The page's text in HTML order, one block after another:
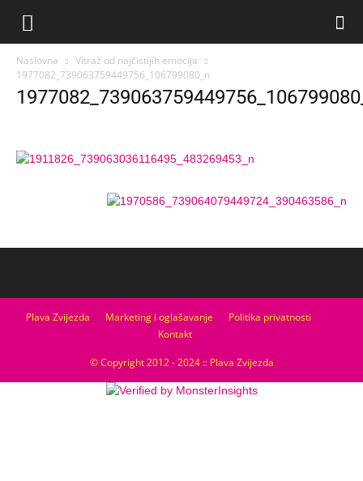
Naslovna
Vitraž od najčistijih emocija
1977082_739063759449756_106799080_n
Plava Zvijezda Marketing i oglašavanje
Politika privatnosti
Kontakt
© Copyright 2012 - 2024 :: Plava Zvijezda